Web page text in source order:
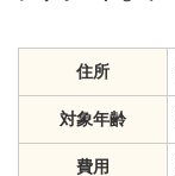
住所
対象年齢
費用